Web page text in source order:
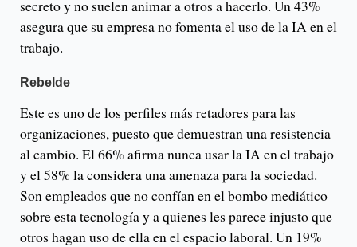
secreto y no suelen animar a otros a hacerlo. Un 43%
asegura que su empresa no fomenta el uso de la IA en el
trabajo.
Rebelde
Este es uno de los perfiles más retadores para las
organizaciones, puesto que demuestran una resistencia
al cambio. El 66% afirma nunca usar la IA en el trabajo
y el 58% la considera una amenaza para la sociedad.
Son empleados que no confían en el bombo mediático
sobre esta tecnología y a quienes les parece injusto que
otros hagan uso de ella en el espacio laboral. Un 19%